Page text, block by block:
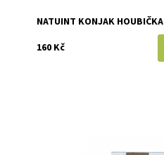
NATUINT KONJAK HOUBIČKA
160 Kč